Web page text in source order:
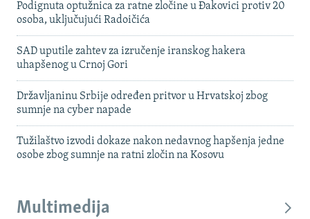
Podignuta optužnica za ratne zločine u Đakovici protiv 20
osoba, uključujući Radoičića
SAD uputile zahtev za izručenje iranskog hakera
uhapšenog u Crnoj Gori
Državljaninu Srbije određen pritvor u Hrvatskoj zbog
sumnje na cyber napade
Tužilaštvo izvodi dokaze nakon nedavnog hapšenja jedne
osobe zbog sumnje na ratni zločin na Kosovu
Multimedija